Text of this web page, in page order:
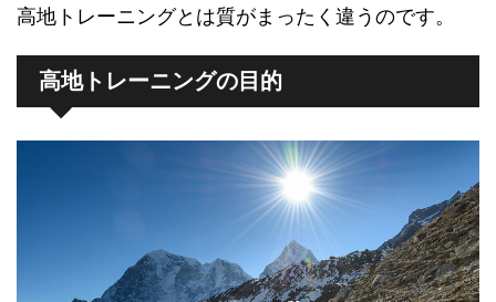
高地トレーニングとは質がまったく違うのです。
高地トレーニングの目的